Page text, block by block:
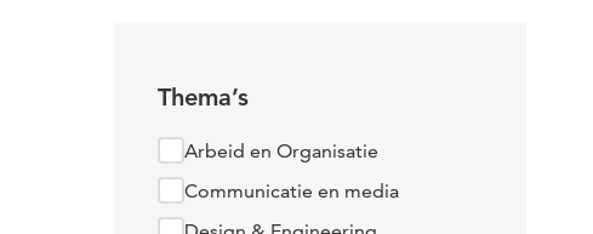
Thema’s
Arbeid en Organisatie
Communicatie en media